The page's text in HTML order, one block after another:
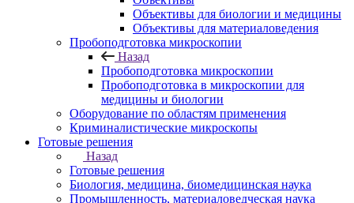
Объективы для биологии и медицины
Объективы для материаловедения
Пробоподготовка микроскопии
Назад
Пробоподготовка микроскопии
Пробоподготовка в микроскопии для
медицины и биологии
Оборудование по областям применения
Криминалистические микроскопы
Готовые решения
Назад
Готовые решения
Биология, медицина, биомедицинская наука
Промышленность, материаловедческая наука